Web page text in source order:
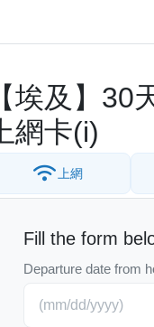
【埃及】
上網卡(i)
上網
Fill the form
Departure date from